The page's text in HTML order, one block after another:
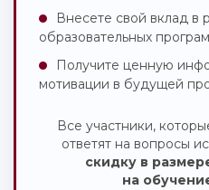
Внесете свой вклад в
образовательных
Получите ценную
мотивации в будущей
Все участники,
ответят на вопросы
скидку в
на